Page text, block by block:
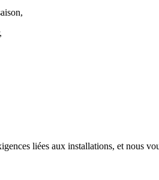
liées aux installations, et nous